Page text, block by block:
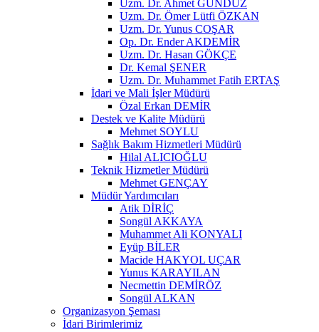
Uzm. Dr. Ahmet GÜNDÜZ
Uzm. Dr. Ömer Lütfi ÖZKAN
Uzm. Dr. Yunus COŞAR
Op. Dr. Ender AKDEMİR
Uzm. Dr. Hasan GÖKÇE
Dr. Kemal ŞENER
Uzm. Dr. Muhammet Fatih ERTAŞ
İdari ve Mali İşler Müdürü
Özal Erkan DEMİR
Destek ve Kalite Müdürü
Mehmet SOYLU
Sağlık Bakım Hizmetleri Müdürü
Hilal ALICIOĞLU
Teknik Hizmetler Müdürü
Mehmet GENÇAY
Müdür Yardımcıları
Atik DİRİÇ
Songül AKKAYA
Muhammet Ali KONYALI
Eyüp BİLER
Macide HAKYOL UÇAR
Yunus KARAYILAN
Necmettin DEMİRÖZ
Songül ALKAN
Organizasyon Şeması
İdari Birimlerimiz